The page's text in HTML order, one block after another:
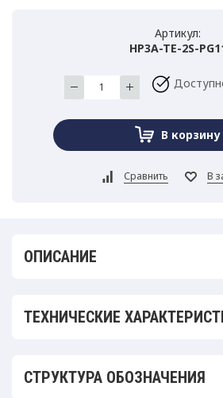
Артикул:
HP3A-TE-2S-
ОПИСАНИЕ
ТЕХНИЧЕСКИЕ
СТРУКТУРА ОБОЗНАЧЕНИЯ